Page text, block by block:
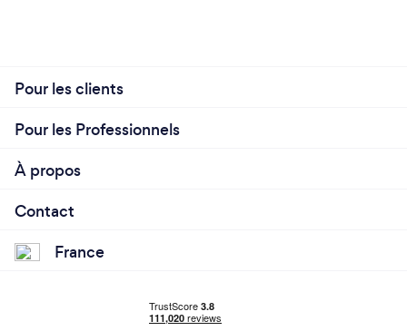
Pour les clients
Pour les Professionnels
À propos
Contact
France